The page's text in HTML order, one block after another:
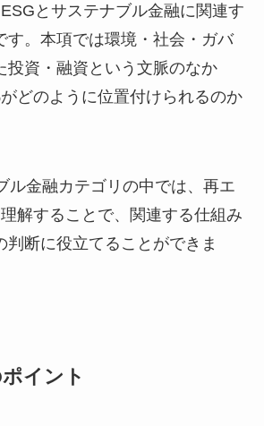
とサステナブル金融に関連す
す。本項では環境・社会・ガバ
投資・融資という文脈のなか
どのように位置付けられるのか
ル金融カテゴリの中では、再エ
解することで、関連する仕組み
判断に役立てることができま
イント